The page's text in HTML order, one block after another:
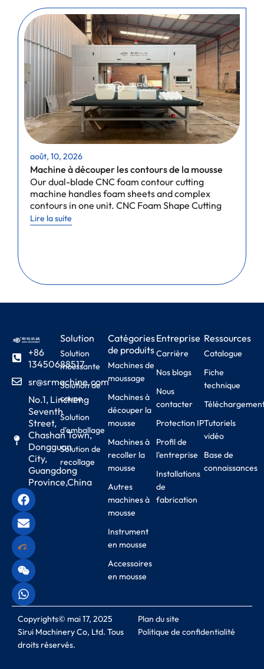
août, 10, 2026
Machine à découper les contours de la mousse
Our dual-blade CNC foam contour cutting
machine handles foam sheets and complex
contours in one unit. CNC Foam Shape Cutting
Lire la suite
+86
13450688517
sr@srmachine.com
No.1, Lincheng
Seventh
Street,
Chashan Town,
Dongguan
City,
Guangdong
Province,China
Solution
Solution
moussante
Solution de
coupe
Solution
d'emballage
Solution de
recollage
Catégories
de produits
Machines de
moussage
Machines à
découper la
mousse
Machines à
recoller la
mousse
Autres
machines à
mousse
Instrument
en mousse
Accessoires
en mousse
Entreprise
Carrière
Nos blogs
Nous
contacter
Protection IP
Profil de
l'entreprise
Installations
de
fabrication
Ressources
Catalogue
Fiche
technique
Tutoriels
vidéo
Base de
connaissances
Copyrights© mai 17, 2025
Sirui Machinery Co, Ltd. Tous
droits réservés.
Plan du site
Politique de confidentialité